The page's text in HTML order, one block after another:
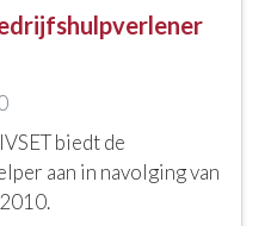
biedt de
aan in navolging van